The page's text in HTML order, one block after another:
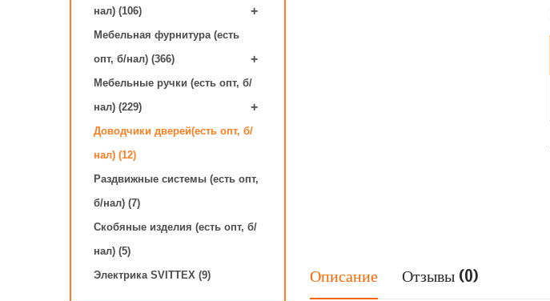
нал) (106)
+
Мебельная фурнитура (есть
опт, б/нал) (366)
+
Мебельные ручки (есть опт, б/
нал) (229)
+
Доводчики дверей(есть опт, б/
нал) (12)
Раздвижные системы (есть опт,
б/нал) (7)
Скобяные изделия (есть опт, б/
нал) (5)
Электрика SVITTEX (9)
Описание Отзывы (0)